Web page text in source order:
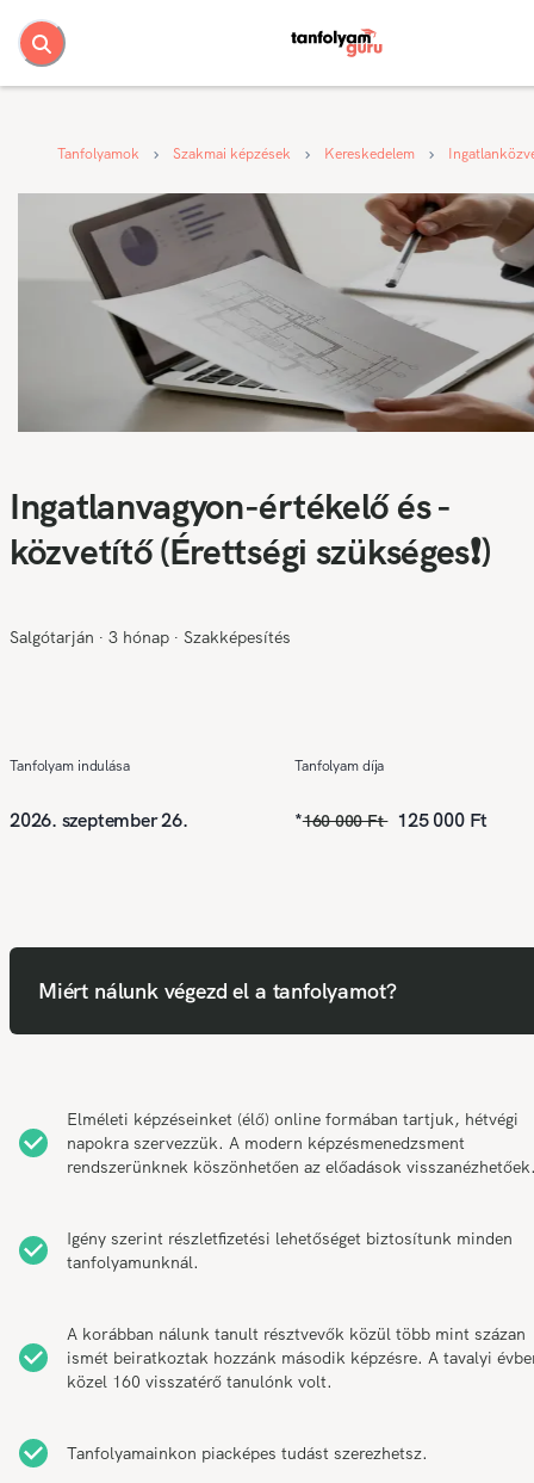
Tanfolyamok Szakmai képzések Kereskedelem
Ingatlanvagyon-értékelő és -
közvetítő (Érettségi szükséges❗)
Salgótarján ∙ 3 hónap ∙ Szakképesítés
Tanfolyam indulása
2026. szeptember 26.
Tanfolyam díja
*160 000 Ft 125 000 Ft
Miért nálunk végezd el a tanfolyamot?
Elméleti képzéseinket (élő) online formában tartjuk, hétvégi
napokra szervezzük. A modern képzésmenedzsment
rendszerünknek köszönhetően az előadások
Igény szerint részletfizetési lehetőséget biztosítunk minden
tanfolyamunknál.
A korábban nálunk tanult résztvevők közül több mint százan
ismét beiratkoztak hozzánk második képzésre. A tavalyi
közel 160 visszatérő tanulónk volt.
Tanfolyamainkon piacképes tudást szerezhetsz.